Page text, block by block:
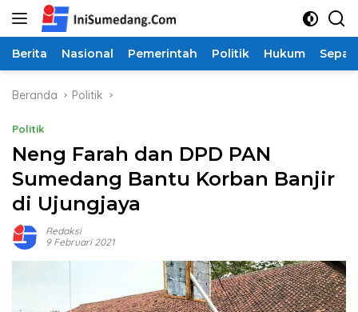
Langsung
Berita Nasional Pemerintah Politik Hukum
Beranda Politik
Politik
Neng Farah dan DPD PAN
Sumedang Bantu Korban Banjir
di Ujungjaya
Redaksi
9 Februari 2021